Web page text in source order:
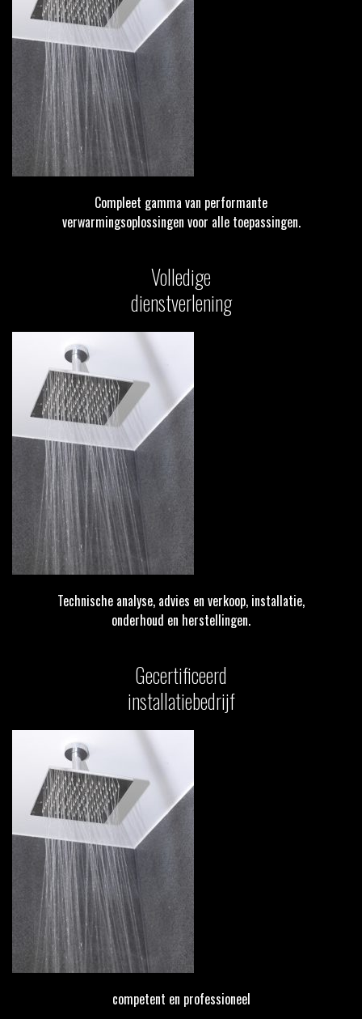
Compleet gamma van performante
verwarmingsoplossingen voor alle toepassingen.
Volledige
dienstverlening
Technische analyse, advies en verkoop, installatie,
onderhoud en herstellingen.
Gecertificeerd
installatiebedrijf
competent en professioneel